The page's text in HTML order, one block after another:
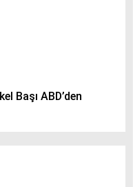
Başı ABD’den